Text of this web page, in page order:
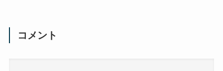
コメント